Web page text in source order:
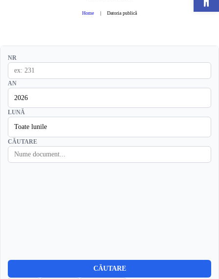
Home Datoria publică
NR
AN
LUNĂ
CĂUTARE
CĂUTARE